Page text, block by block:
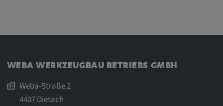
WEBA WERKZEUGBAU BETRIEBS GMBH
Weba-Straße 2
4407 Dietach